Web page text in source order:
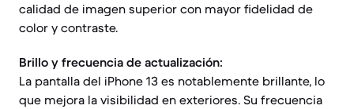
calidad de imagen superior con mayor fidelidad de
color y contraste.
Brillo y frecuencia de actualización:
La pantalla del iPhone 13 es notablemente brillante, lo
que mejora la visibilidad en exteriores. Su frecuencia